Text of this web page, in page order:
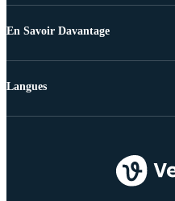
En Savoir Davantage
Langues